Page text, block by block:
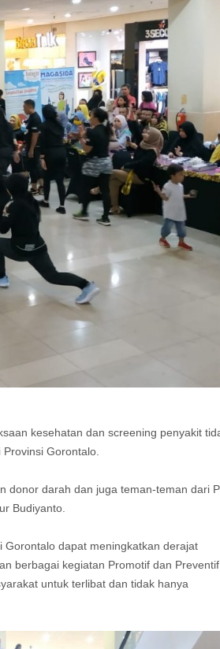
kesehatan dan screening penyakit
Gorontalo.
donor darah dan juga teman-teman dari
Budiyanto.
dapat meningkatkan derajat
berbagai kegiatan Promotif dan
untuk terlibat dan tidak hanya